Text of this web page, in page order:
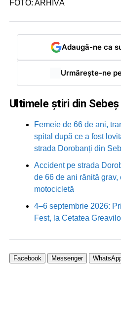
FOTO: ARHIVĂ
Adaugă-ne ca
Urmărește-ne
Ultimele știri din Sebeș
Femeie de 66 de ani,
spital după ce a fost
strada Dorobanți din
Accident pe strada
de 66 de ani rănită
motocicletă
4–6 septembrie 2026:
Fest, la Cetatea
Facebook Messenger